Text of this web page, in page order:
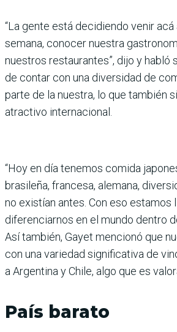
“La gente está decidiendo venir acá
semana, conocer nuestra
nuestros restaurantes”, dijo y habló
de contar con una diversidad de
parte de la nuestra, lo que también
atractivo internacional.
“Hoy en día tenemos comida
brasileña, francesa, alemana,
no existían antes. Con eso estamos
diferenciarnos en el mundo dentro
Así también, Gayet mencionó que
con una variedad significativa de
a Argentina y Chile, algo que es
País barato